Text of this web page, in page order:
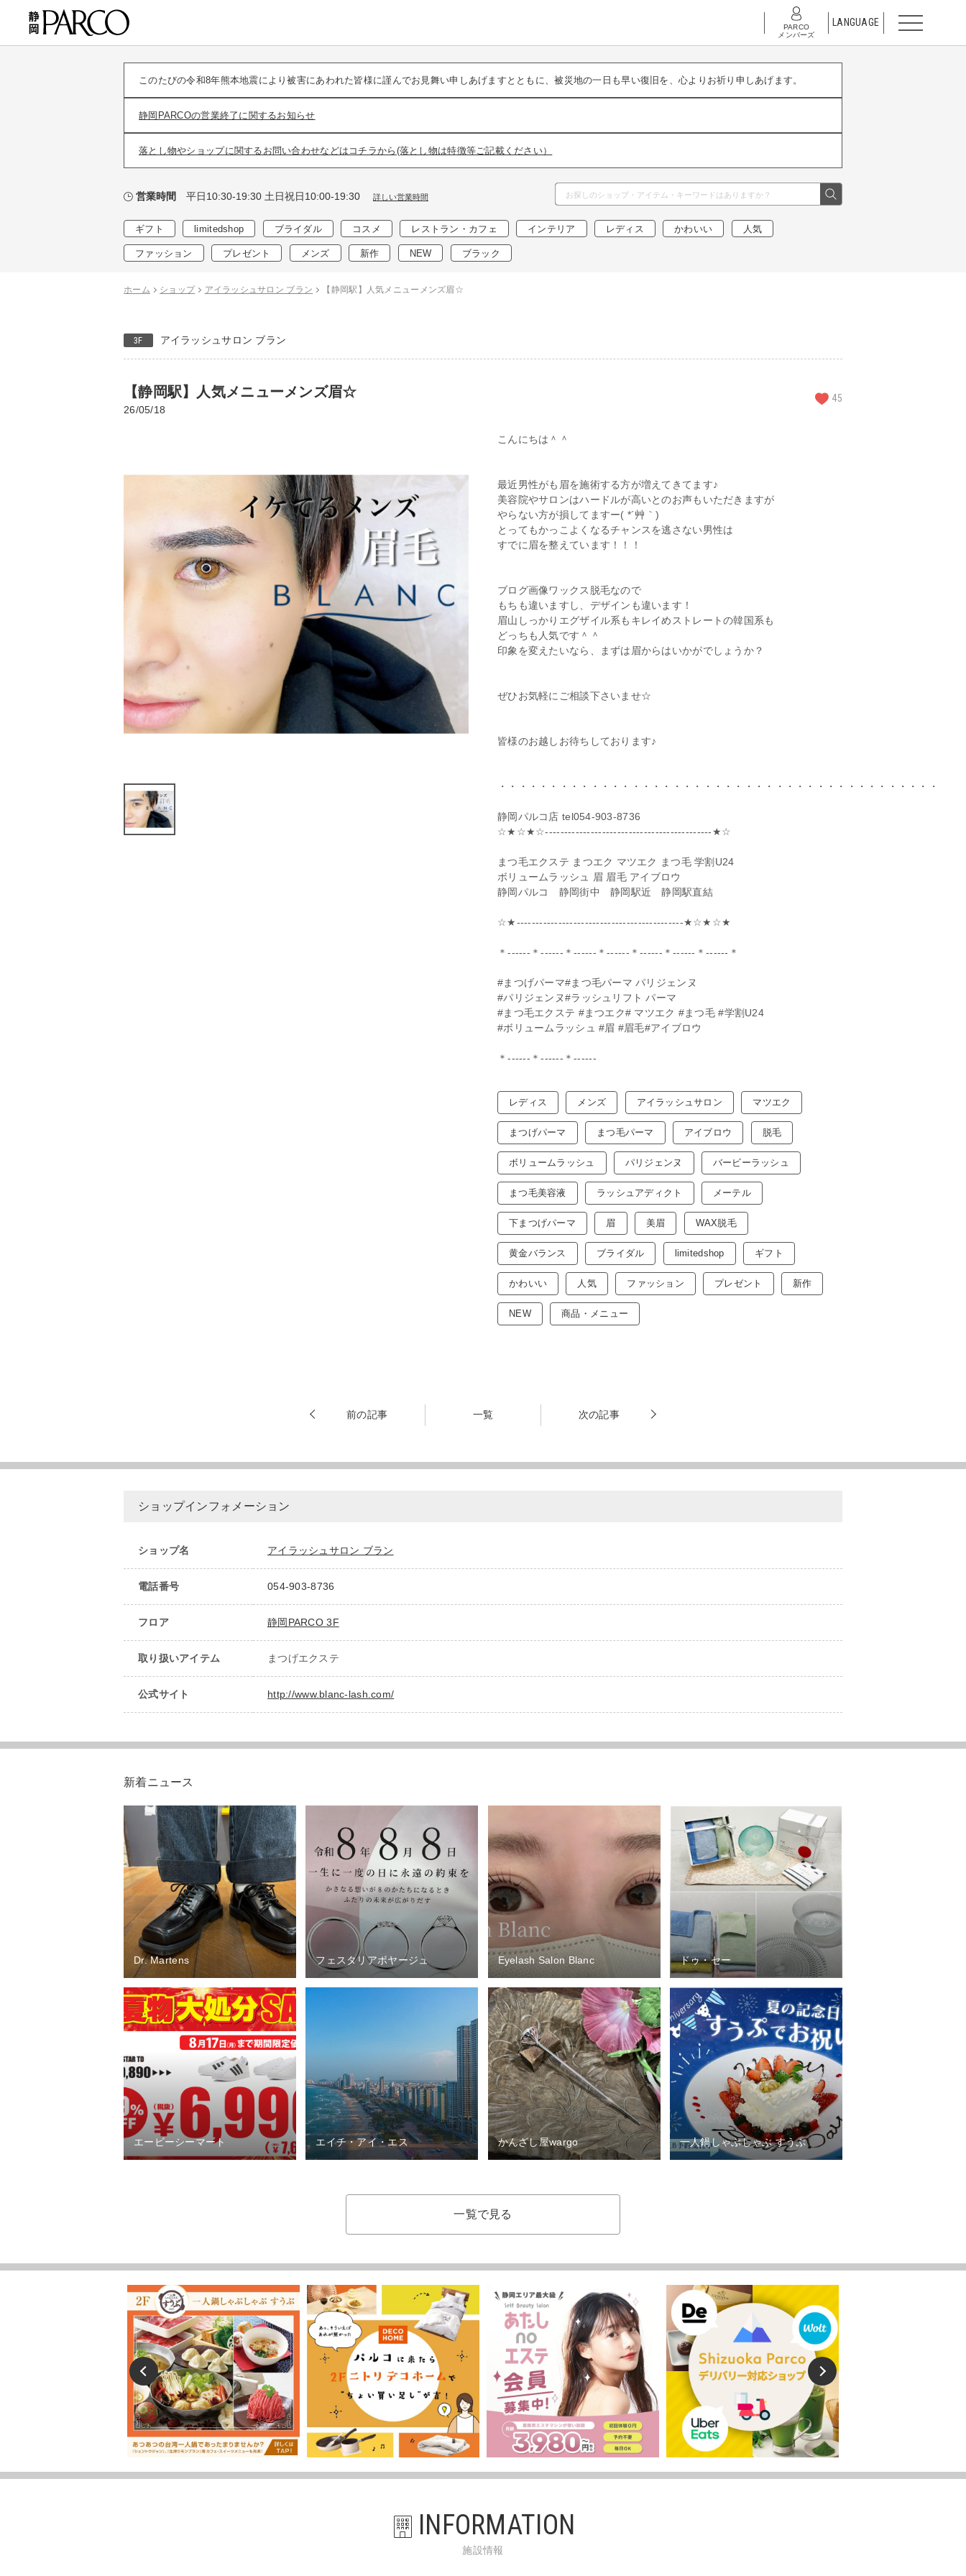
PARCO
メンバーズ
LANGUAGE
このたびの令和8年熊本地震により被害にあわれた皆様に謹んでお見舞い申しあげますとともに、被災地の一日も早い復旧を、心よりお祈り申しあげます。
静岡PARCOの営業終了に関するお知らせ
落とし物やショップに関するお問い合わせなどはコチラから(落とし物は特徴等ご記載ください）
営業時間 平日10:30-19:30 土日祝日10:00-19:30 詳しい営業時間
ギフト limitedshop ブライダル コスメ レストラン・カフェ インテリア レディス かわいい 人気
ファッション プレゼント メンズ 新作 NEW ブラック
ホーム ショップ アイラッシュサロン ブラン 【静岡駅】人気メニューメンズ眉☆
3F アイラッシュサロン ブラン
【静岡駅】人気メニューメンズ眉☆
26/05/18
45
こんにちは＾＾
最近男性がも眉を施術する方が増えてきてます♪
美容院やサロンはハードルが高いとのお声もいただきますが
やらない方が損してますー( *´艸｀)
とってもかっこよくなるチャンスを逃さない男性は
すでに眉を整えています！！！
ブログ画像ワックス脱毛なので
もちも違いますし、デザインも違います！
眉山しっかりエグザイル系もキレイめストレートの韓国系も
どっちも人気です＾＾
印象を変えたいなら、まずは眉からはいかがでしょうか？
ぜひお気軽にご相談下さいませ☆
皆様のお越しお待ちしております♪
・・・・・・・・・・・・・・・・・・・・・・・・・・・・・・・・・・・・・・・・・・・
静岡パルコ店 tel054-903-8736
☆★☆★☆--------------------------------------------★☆
まつ毛エクステ まつエク マツエク まつ毛 学割U24
ボリュームラッシュ 眉 眉毛 アイブロウ
静岡パルコ 静岡街中 静岡駅近 静岡駅直結
☆★--------------------------------------------★☆★☆★
＊------＊------＊------＊------＊------＊------＊------＊
#まつげパーマ#まつ毛パーマ パリジェンヌ
#パリジェンヌ#ラッシュリフト パーマ
#まつ毛エクステ #まつエク# マツエク #まつ毛 #学割U24
#ボリュームラッシュ #眉 #眉毛#アイブロウ
＊------＊------＊------
レディス メンズ アイラッシュサロン マツエク
まつげパーマ まつ毛パーマ アイブロウ 脱毛
ボリュームラッシュ パリジェンヌ バービーラッシュ
まつ毛美容液 ラッシュアディクト メーテル
下まつげパーマ 眉 美眉 WAX脱毛
黄金バランス ブライダル limitedshop ギフト
かわいい 人気 ファッション プレゼント 新作
NEW 商品・メニュー
前の記事 一覧 次の記事
ショップインフォメーション
ショップ名 アイラッシュサロン ブラン
電話番号 054-903-8736
フロア 静岡PARCO 3F
取り扱いアイテム まつげエクステ
公式サイト http://www.blanc-lash.com/
新着ニュース
Dr. Martens フェスタリアボヤージュ Eyelash Salon Blanc ドゥ・セー
エービーシーマート エイチ・アイ・エス かんざし屋wargo 一人鍋しゃぶしゃぶ すうぷ
一覧で見る
INFORMATION
施設情報